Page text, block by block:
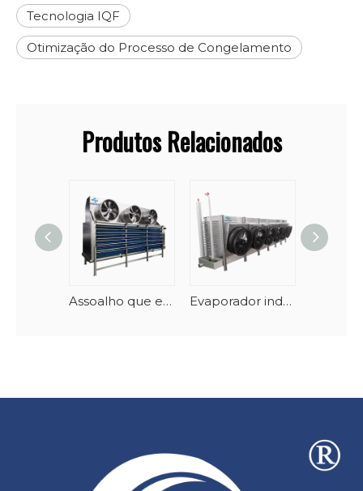
Tecnologia IQF
Otimização do Processo de Congelamento
Produtos Relacionados
Assoalho que está unidades industriais do evaporador do congelador de explosão para o grande armazenamento frio Evaporador industrial do congelador da explosão do esboço oblíquo do desempenho seguro de baixo nível de ruído